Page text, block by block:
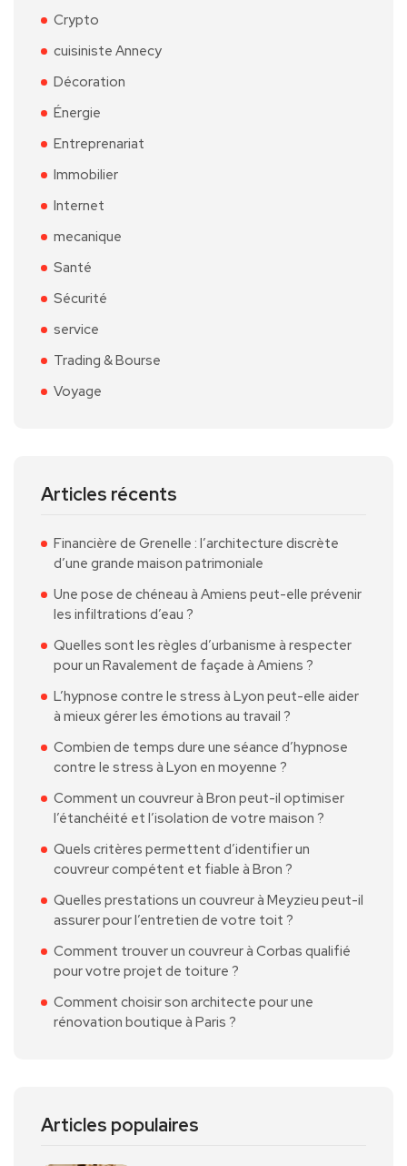
Crypto
cuisiniste Annecy
Décoration
Énergie
Entreprenariat
Immobilier
Internet
mecanique
Santé
Sécurité
service
Trading & Bourse
Voyage
Articles récents
Financière de Grenelle : l’architecture discrète
d’une grande maison patrimoniale
Une pose de chéneau à Amiens peut-elle prévenir
les infiltrations d’eau ?
Quelles sont les règles d’urbanisme à respecter
pour un Ravalement de façade à Amiens ?
L’hypnose contre le stress à Lyon peut-elle aider
à mieux gérer les émotions au travail ?
Combien de temps dure une séance d’hypnose
contre le stress à Lyon en moyenne ?
Comment un couvreur à Bron peut-il optimiser
l’étanchéité et l’isolation de votre maison ?
Quels critères permettent d’identifier un
couvreur compétent et fiable à Bron ?
Quelles prestations un couvreur à Meyzieu peut-il
assurer pour l’entretien de votre toit ?
Comment trouver un couvreur à Corbas qualifié
pour votre projet de toiture ?
Comment choisir son architecte pour une
rénovation boutique à Paris ?
Articles populaires